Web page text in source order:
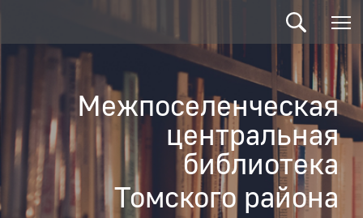
Межпоселенческая
центральная
библиотека
Томского района